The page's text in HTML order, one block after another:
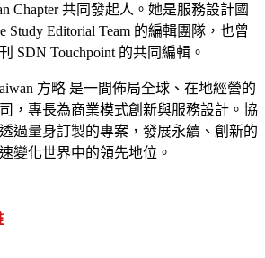
Chapter共同發起人。她是服務設計國
Study Editorial Team 的編輯團隊，也曾
SDN Touchpoint 的共同編輯。
方略 是一間佈局全球、在地經營的
，專長為商業模式創新與服務設計。協
過量身訂製的專案，發展永續、創新的
變化世界中的領先地位。